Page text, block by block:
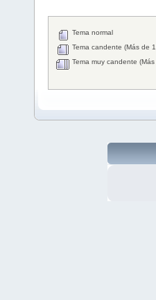
Tema normal
Tema candente (Más de
Tema muy candente